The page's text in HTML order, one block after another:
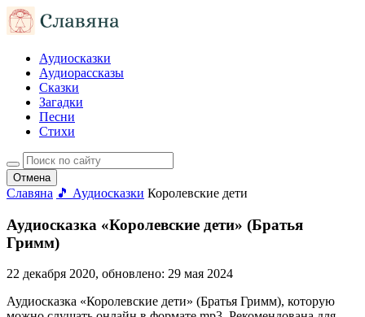
Аудиосказки
Аудиорассказы
Сказки
Загадки
Песни
Стихи
Отмена
Славяна 🎵 Аудиосказки Королевские дети
Аудиосказка «Королевские дети» (Братья
Гримм)
22 декабря 2020, обновлено: 29 мая 2024
Аудиосказка «Королевские дети» (Братья Гримм), которую